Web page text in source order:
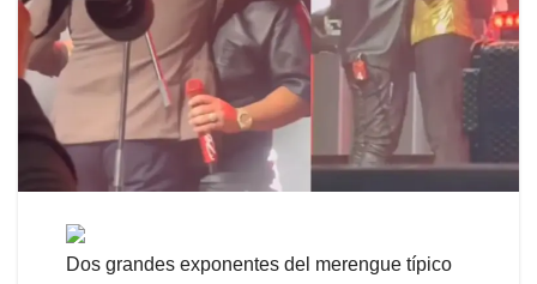
Dos grandes exponentes del merengue típico